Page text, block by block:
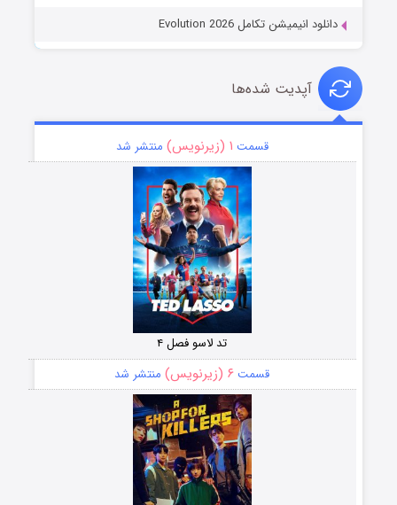
دانلود انیمیشن تکامل Evolution 2026
آپدیت شده‌ها
قسمت ۱ (زیرنویس) منتشر شد
تد لاسو فصل ۴
قسمت ۶ (زیرنویس) منتشر شد